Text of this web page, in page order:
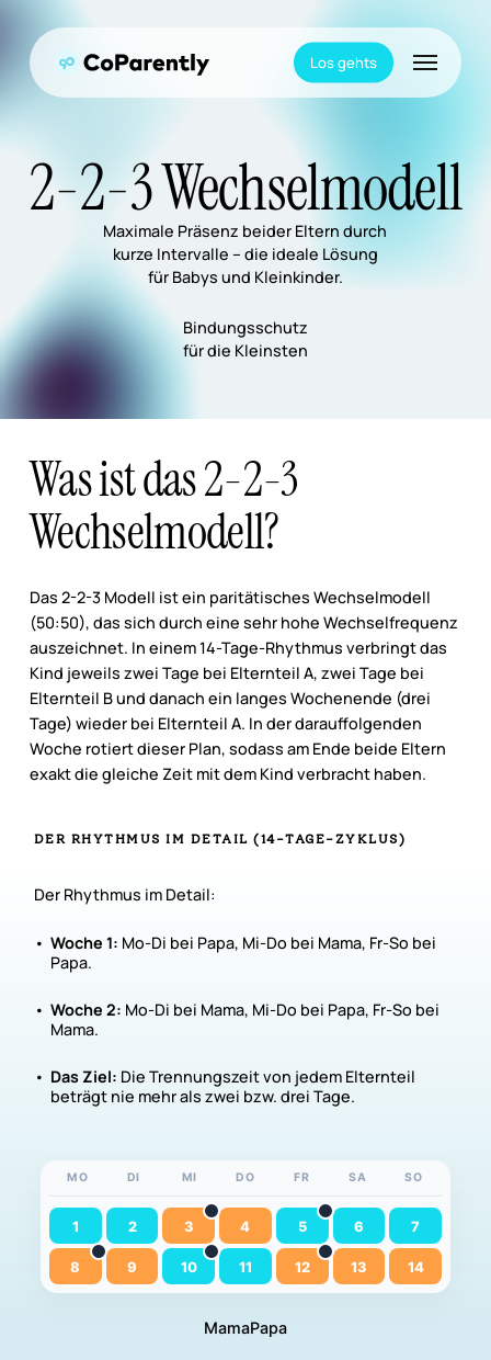
main
content
Los gehts Menu
2-2-3 Wechselmodell
Maximale Präsenz beider Eltern durch
kurze Intervalle – die ideale Lösung
für Babys und Kleinkinder.
Bindungsschutz
für die Kleinsten
Was ist das 2-2-3
Wechselmodell?
Das 2-2-3 Modell ist ein paritätisches Wechselmodell
(50:50), das sich durch eine sehr hohe Wechselfrequenz
auszeichnet. In einem 14-Tage-Rhythmus verbringt das
Kind jeweils zwei Tage bei Elternteil A, zwei Tage bei
Elternteil B und danach ein langes Wochenende (drei
Tage) wieder bei Elternteil A. In der darauffolgenden
Woche rotiert dieser Plan, sodass am Ende beide Eltern
exakt die gleiche Zeit mit dem Kind verbracht haben.
DER RHYTHMUS IM DETAIL (14-TAGE-ZYKLUS)
Der Rhythmus im Detail:
Woche 1: Mo-Di bei Papa, Mi-Do bei Mama, Fr-So bei
Papa.
Woche 2: Mo-Di bei Mama, Mi-Do bei Papa, Fr-So bei
Mama.
Das Ziel: Die Trennungszeit von jedem Elternteil
beträgt nie mehr als zwei bzw. drei Tage.
MO DI MI DO FR SA SO
1 2 3 4 5 6 7
8 9 10 11 12 13 14
MamaPapa